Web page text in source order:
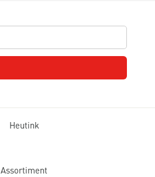
Heutink
Assortiment